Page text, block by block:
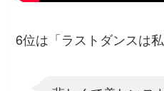
6位は「ラストダンスは